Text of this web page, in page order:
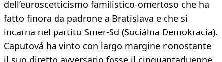
dell’euroscetticismo familistico-omertoso che ha
fatto finora da padrone a Bratislava e che si
incarna nel partito Smer-Sd (Sociálna Demokracia).
Caputová ha vinto con largo margine nonostante
il suo diretto avversario fosse il cinquantaduenne